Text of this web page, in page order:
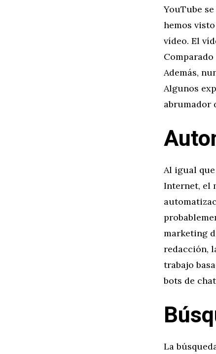
YouTube
hemos
vídeo. El
Además,
Algunos
abrumador
Al igual
Internet, el
marketing
redacción,
trabajo
bots de
La